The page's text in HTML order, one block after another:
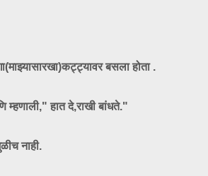
कट्ट्यावरबसला होता .
म्हणाली," हात दे,राखी बांधते."
नाही.